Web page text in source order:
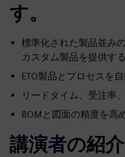
す。
標準化された製品並み
カスタム製品を提供す
ETO製品とプロセスを
リードタイム、受注率
BOMと図面の精度を高
講演者の紹介